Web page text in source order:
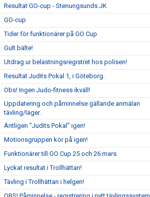
Resultat GO-cup - Stenungsunds JK
GO-cup
Tider för funktionärer på GO Cup
Gult bälte!
Utdrag ur belastningsregistret hos polisen!
Resultat Judits Pokal 1, i Göteborg.
Obs! Ingen Judo-fitness ikväll!
Uppdatering och påminnelse gällande anmälan
tävling/läger.
Äntligen "Judits Pokal" igen!
Motionsgruppen kör på igen!
Funktionärer till GO Cup 25 och 26 mars
Lyckat resultat i Trollhättan!
Tävling i Trollhättan i helgen!